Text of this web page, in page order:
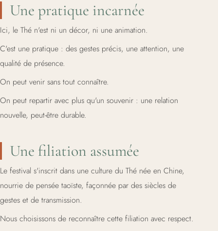
Une pratique incarnée
Ici, le Thé n'est ni un décor, ni une animation.
C'est une pratique : des gestes précis, une attention, une
qualité de présence.
On peut venir sans tout connaître.
On peut repartir avec plus qu'un souvenir : une relation
nouvelle, peut-être durable.
Une filiation assumée
Le festival s'inscrit dans une culture du Thé née en Chine,
nourrie de pensée taoïste, façonnée par des siècles de
gestes et de transmission.
Nous choisissons de reconnaître cette filiation avec respect.